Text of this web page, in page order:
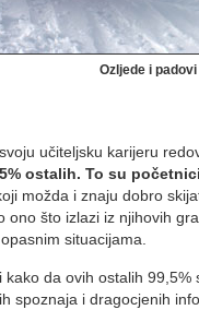
Ozljede i
učiteljsku karijeru
ostalih. To su
možda i znaju dobro
ono što izlazi iz njihovih
situacijama.
da ovih ostalih 99,5%
spoznaja i dragocjenih